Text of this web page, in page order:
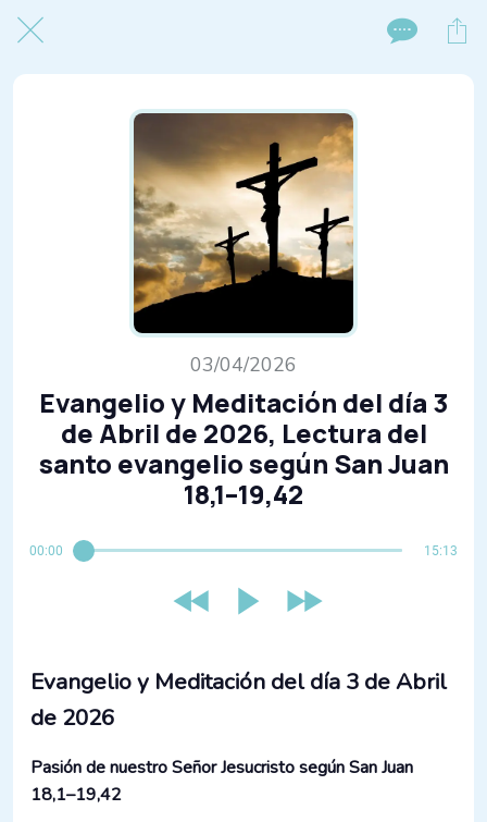
03/04/2026
Evangelio y Meditación del día 3
de Abril de 2026, Lectura del
santo evangelio según San Juan
18,1–19,42
00:00 15:13
Evangelio y Meditación del día 3 de Abril
de 2026
Pasión de nuestro Señor Jesucristo según San Juan
18,1–19,42